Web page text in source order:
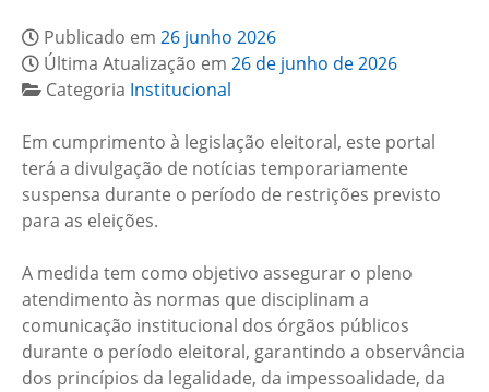
Publicado em 26 junho 2026
Última Atualização em 26 de junho de 2026
Categoria Institucional
Em cumprimento à legislação eleitoral, este portal
terá a divulgação de notícias temporariamente
suspensa durante o período de restrições previsto
para as eleições.
A medida tem como objetivo assegurar o pleno
atendimento às normas que disciplinam a
comunicação institucional dos órgãos públicos
durante o período eleitoral, garantindo a observância
dos princípios da legalidade, da impessoalidade, da